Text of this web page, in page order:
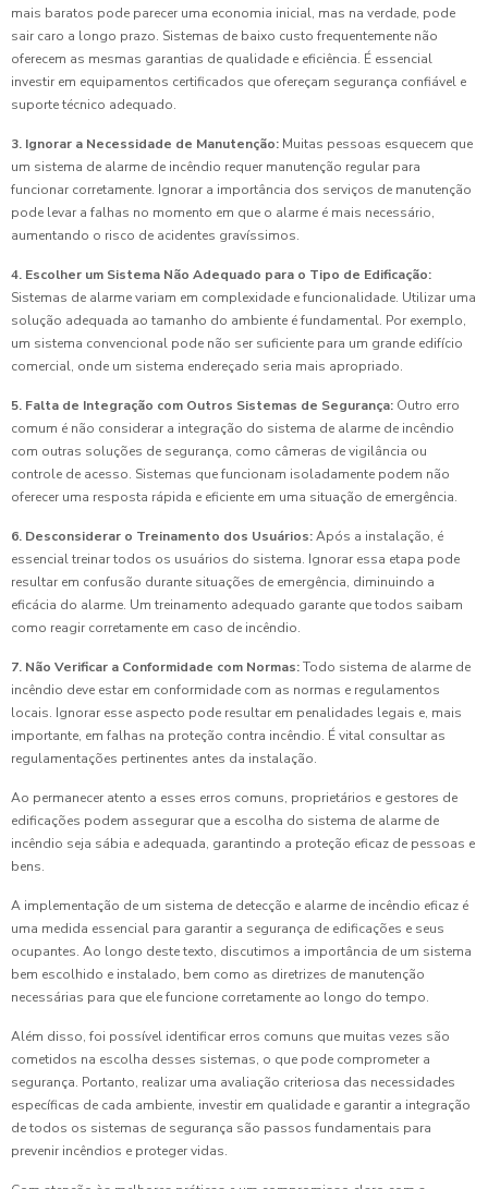
mais baratos pode parecer uma economia inicial, mas na verdade, pode
sair caro a longo prazo. Sistemas de baixo custo frequentemente não
oferecem as mesmas garantias de qualidade e eficiência. É essencial
investir em equipamentos certificados que ofereçam segurança confiável e
suporte técnico adequado.
3. Ignorar a Necessidade de Manutenção: Muitas pessoas esquecem que
um sistema de alarme de incêndio requer manutenção regular para
funcionar corretamente. Ignorar a importância dos serviços de manutenção
pode levar a falhas no momento em que o alarme é mais necessário,
aumentando o risco de acidentes gravíssimos.
4. Escolher um Sistema Não Adequado para o Tipo de Edificação:
Sistemas de alarme variam em complexidade e funcionalidade. Utilizar uma
solução adequada ao tamanho do ambiente é fundamental. Por exemplo,
um sistema convencional pode não ser suficiente para um grande edifício
comercial, onde um sistema endereçado seria mais apropriado.
5. Falta de Integração com Outros Sistemas de Segurança: Outro erro
comum é não considerar a integração do sistema de alarme de incêndio
com outras soluções de segurança, como câmeras de vigilância ou
controle de acesso. Sistemas que funcionam isoladamente podem não
oferecer uma resposta rápida e eficiente em uma situação de emergência.
6. Desconsiderar o Treinamento dos Usuários:Após a instalação, é
essencial treinar todos os usuários do sistema. Ignorar essa etapa pode
resultar em confusão durante situações de emergência, diminuindo a
eficácia do alarme. Um treinamento adequado garante que todos saibam
como reagir corretamente em caso de incêndio.
7. Não Verificar a Conformidade com Normas:Todo sistema de alarme de
incêndio deve estar em conformidade com as normas e regulamentos
locais. Ignorar esse aspecto pode resultar em penalidades legais e, mais
importante, em falhas na proteção contra incêndio. É vital consultar as
regulamentações pertinentes antes da instalação.
Ao permanecer atento a esses erros comuns, proprietários e gestores de
edificações podem assegurar que a escolha do sistema de alarme de
incêndio seja sábia e adequada, garantindo a proteção eficaz de pessoas e
bens.
A implementação de um sistema de detecção e alarme de incêndio eficaz é
uma medida essencial para garantir a segurança de edificações e seus
ocupantes. Ao longo deste texto, discutimos a importância de um sistema
bem escolhido e instalado, bem como as diretrizes de manutenção
necessárias para que ele funcione corretamente ao longo do tempo.
Além disso, foi possível identificar erros comuns que muitas vezes são
cometidos na escolha desses sistemas, o que pode comprometer a
segurança. Portanto, realizar uma avaliação criteriosa das necessidades
específicas de cada ambiente, investir em qualidade e garantir a integração
de todos os sistemas de segurança são passos fundamentais para
prevenir incêndios e proteger vidas.